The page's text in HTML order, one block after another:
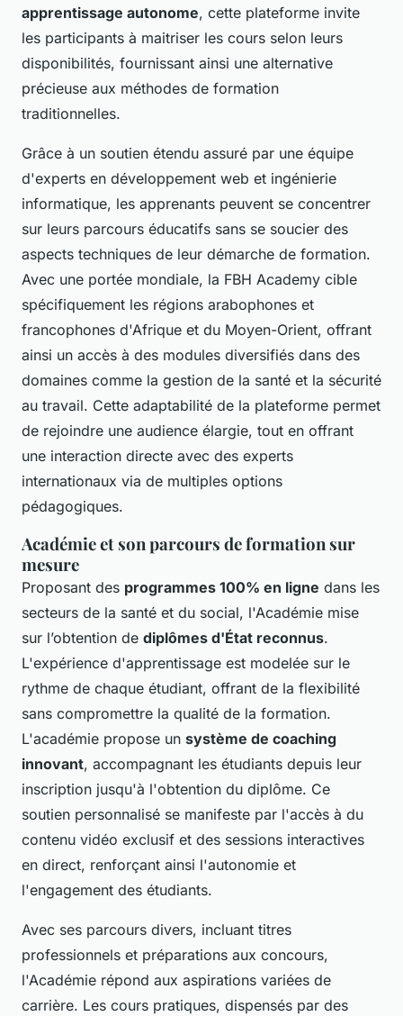
apprentissage autonome, cette plateforme invite
les participants à maitriser les cours selon leurs
disponibilités, fournissant ainsi une alternative
précieuse aux méthodes de formation
traditionnelles.
Grâce à un soutien étendu assuré par une équipe
d'experts en développement web et ingénierie
informatique, les apprenants peuvent se concentrer
sur leurs parcours éducatifs sans se soucier des
aspects techniques de leur démarche de formation.
Avec une portée mondiale, la FBH Academy cible
spécifiquement les régions arabophones et
francophones d'Afrique et du Moyen-Orient, offrant
ainsi un accès à des modules diversifiés dans des
domaines comme la gestion de la santé et la sécurité
au travail. Cette adaptabilité de la plateforme permet
de rejoindre une audience élargie, tout en offrant
une interaction directe avec des experts
internationaux via de multiples options
pédagogiques.
Académie et son parcours de formation sur
mesure
Proposant des programmes 100% en ligne dans les
secteurs de la santé et du social, l'Académie mise
sur l’obtention de diplômes d'État reconnus.
L'expérience d'apprentissage est modelée sur le
rythme de chaque étudiant, offrant de la flexibilité
sans compromettre la qualité de la formation.
L'académie propose un système de coaching
innovant, accompagnant les étudiants depuis leur
inscription jusqu'à l'obtention du diplôme. Ce
soutien personnalisé se manifeste par l'accès à du
contenu vidéo exclusif et des sessions interactives
en direct, renforçant ainsi l'autonomie et
l'engagement des étudiants.
Avec ses parcours divers, incluant titres
professionnels et préparations aux concours,
l'Académie répond aux aspirations variées de
carrière. Les cours pratiques, dispensés par des